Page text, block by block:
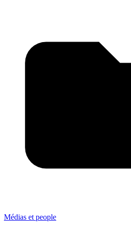
Médias et people